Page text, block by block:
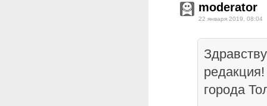
moderator
22 января 2019, 08:04
города